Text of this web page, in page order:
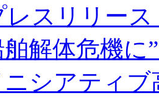
レスリリー
解体危機に
ニシアティ